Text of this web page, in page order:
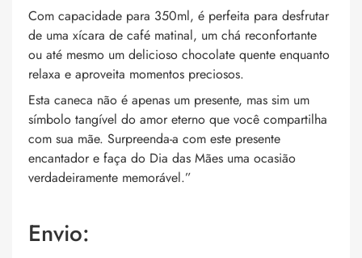
Com capacidade para 350ml, é perfeita para desfrutar
de uma xícara de café matinal, um chá reconfortante
ou até mesmo um delicioso chocolate quente enquanto
relaxa e aproveita momentos preciosos.
Esta caneca não é apenas um presente, mas sim um
símbolo tangível do amor eterno que você compartilha
com sua mãe. Surpreenda-a com este presente
encantador e faça do Dia das Mães uma ocasião
verdadeiramente memorável.”
Envio: